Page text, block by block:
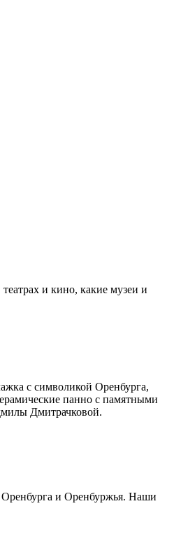
и кино, какие музеи и
с символикой Оренбурга,
панно с памятными
Дмитрачковой.
Оренбурга и Оренбуржья. Наши